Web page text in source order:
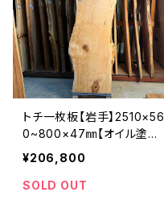
トチ一枚板【岩手】2510×56
0~800×47㎜【オイル塗装
仕上げ済み】
¥206,800
SOLD OUT